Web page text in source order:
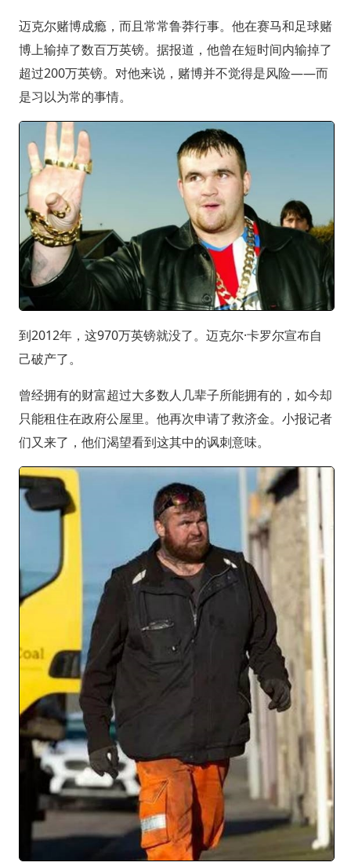
迈克尔赌博成瘾，而且常常鲁莽行事。他在赛马和足球赌
博上输掉了数百万英镑。据报道，他曾在短时间内输掉了
超过200万英镑。对他来说，赌博并不觉得是风险——而
是习以为常的事情。
到2012年，这970万英镑就没了。迈克尔·卡罗尔宣布自
己破产了。
曾经拥有的财富超过大多数人几辈子所能拥有的，如今却
只能租住在政府公屋里。他再次申请了救济金。小报记者
们又来了，他们渴望看到这其中的讽刺意味。